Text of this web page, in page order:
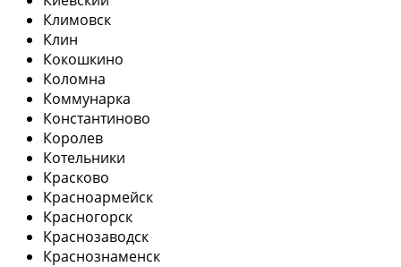
Климовск
Клин
Кокошкино
Коломна
Коммунарка
Константиново
Королев
Котельники
Красково
Красноармейск
Красногорск
Краснозаводск
Краснознаменск